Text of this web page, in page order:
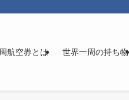
航空券とは 世界一周の持ち物